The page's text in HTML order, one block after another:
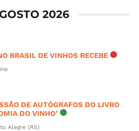
2026
BRASIL DE VINHOS RECEBE
DE AUTÓGRAFOS DO LIVRO
DO VINHO’
Alegre (RS)